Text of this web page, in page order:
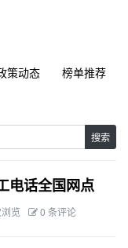
策动态
榜单推荐
搜索
电话全国网点
览 0 条评论